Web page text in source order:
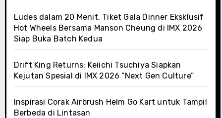
Ludes dalam 20 Menit, Tiket Gala Dinner Eksklusif
Hot Wheels Bersama Manson Cheung di IMX 2026
Siap Buka Batch Kedua
Drift King Returns: Keiichi Tsuchiya Siapkan
Kejutan Spesial di IMX 2026 “Next Gen Culture”
Inspirasi Corak Airbrush Helm Go Kart untuk Tampil
Berbeda di Lintasan